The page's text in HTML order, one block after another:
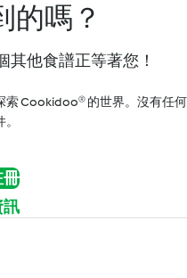
的嗎？
其他食譜正等著您！
索 Cookidoo® 的世界。沒有任何
冊
訊